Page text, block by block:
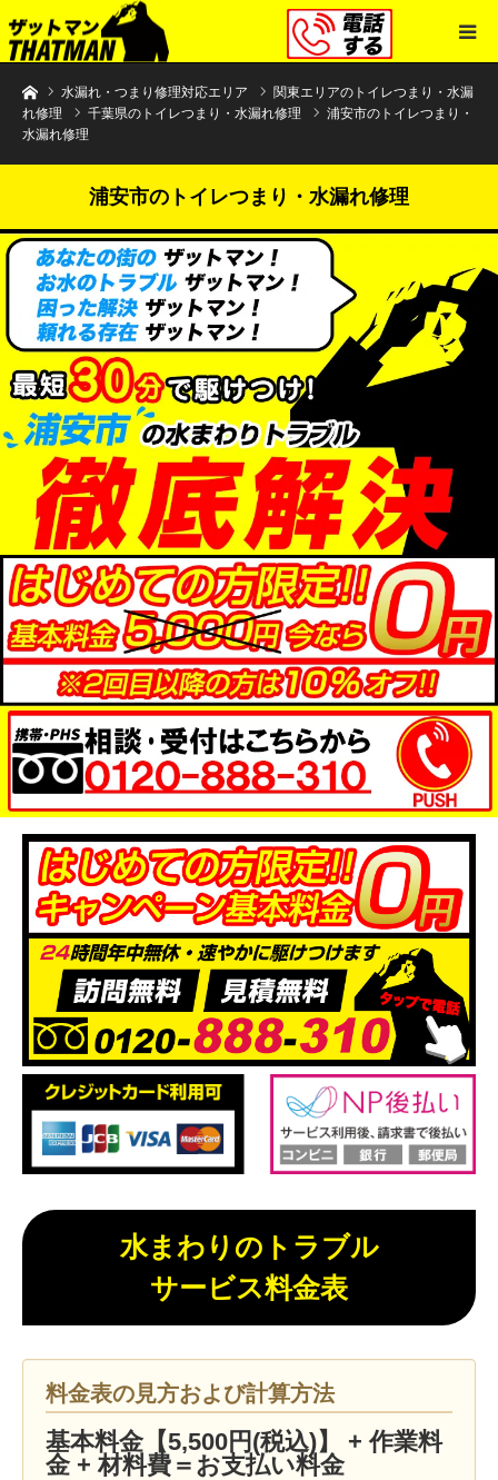
水まわりトラブル解決のザットマン
水漏れ・つまり修理対応エリア
関東エリアのトイレつまり・水漏
れ修理
千葉県のトイレつまり・水漏れ修理
浦安市のトイレつまり・
水漏れ修理
浦安市のトイレつまり・水漏れ修理
水まわりのトラブル
サービス料金表
料金表の見方および計算方法
基本料金【5,500円(税込)】 + 作業料
金 + 材料費＝お支払い料金